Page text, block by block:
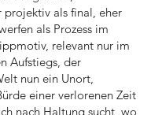
als final, eher
als Prozess im
relevant nur im
Aufstiegs, der
nun ein Unort,
einer verlorenen Zeit
nach Haltung sucht, wo